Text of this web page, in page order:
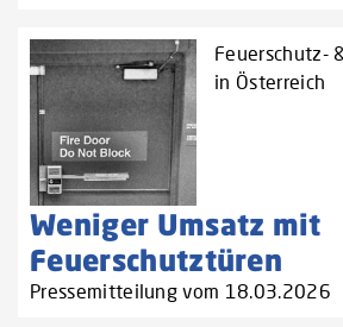
Feuerschutz-
in Österreich
Weniger Umsatz mit
Feuerschutztüren
Pressemitteilung vom 18.03.2026